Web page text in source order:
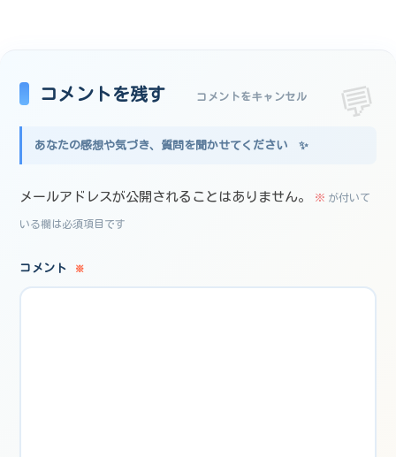
コメントを残す コメントをキャンセル
メールアドレスが公開されることはありません。 ※ が付いて
いる欄は必須項目です
コメント ※